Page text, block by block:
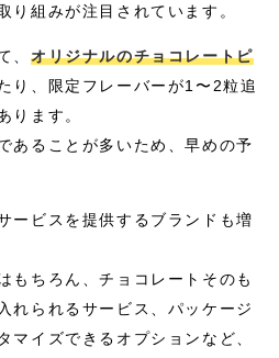
り組みが注目されています。
、 オリジナルのチョコレートピ
り、限定フレーバーが1〜2粒追
ります。
あることが多いため、早めの予
ービスを提供するブランドも増
もちろん、チョコレートそのも
れられるサービス、パッケージ
マイズできるオプションなど、